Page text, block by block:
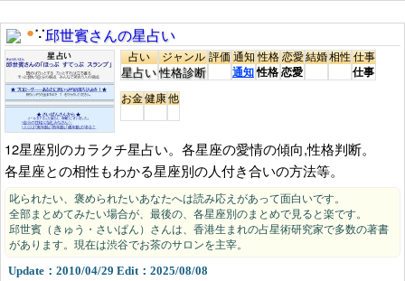
●∵邱世賓さんの星占い
占い
星占い
ジャンル
性格診断
評価通知
通知
性格
性格
恋愛
恋愛
結婚相性仕事
仕事
お金健康他
12星座別のカラクチ星占い。各星座の愛情の傾向,性格判断。
各星座との相性もわかる星座別の人付き合いの方法等。
叱られたい、褒められたいあなたへは読み応えがあって面白いです。
全部まとめてみたい場合が、最後の、各星座別のまとめで見ると楽です。
邱世賓（きゅう・さいぱん）さんは、香港生まれの占星術研究家で多数の著書
があります。現在は渋谷でお茶のサロンを主宰。
Update：2010/04/29 Edit：2025/08/08